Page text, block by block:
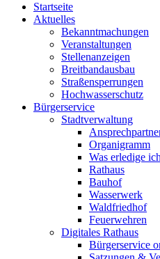
Startseite
Aktuelles
Bekanntmachungen
Veranstaltungen
Stellenanzeigen
Breitbandausbau
Straßensperrungen
Hochwasserschutz
Bürgerservice
Stadtverwaltung
Organigramm
Was erledige
Rathaus
Bauhof
Wasserwerk
Waldfriedhof
Feuerwehren
Digitales Rathaus
Bürgerservice